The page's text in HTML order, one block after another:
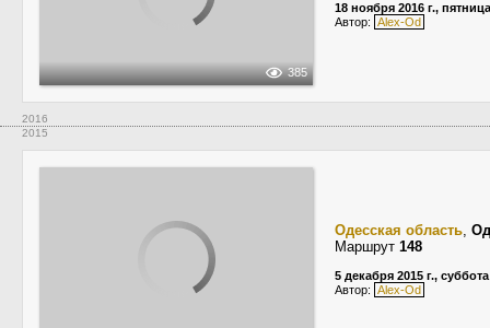
385
18 ноября 2016 г., пятница
Автор: Alex-Od
2016
2015
Одесская область,
Маршрут 148
5 декабря 2015 г., суббота
Автор: Alex-Od